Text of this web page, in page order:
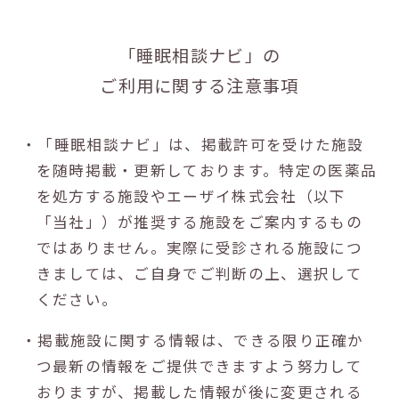
「睡眠相談ナビ」の
ご利用に関する注意事項
・「睡眠相談ナビ」は、掲載許可を受けた施設
を随時掲載・更新しております。特定の医薬品
を処方する施設やエーザイ株式会社（以下
「当社」）が推奨する施設をご案内するもの
ではありません。実際に受診される施設につ
きましては、ご自身でご判断の上、選択して
ください。
・掲載施設に関する情報は、できる限り正確か
つ最新の情報をご提供できますよう努力して
おりますが、掲載した情報が後に変更される